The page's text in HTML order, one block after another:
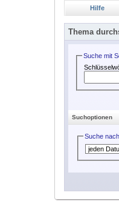
Hilfe
Thema
Suche mit
Suchoptionen
Suche